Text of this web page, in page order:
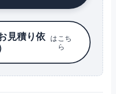
見積り依
はこち
ら